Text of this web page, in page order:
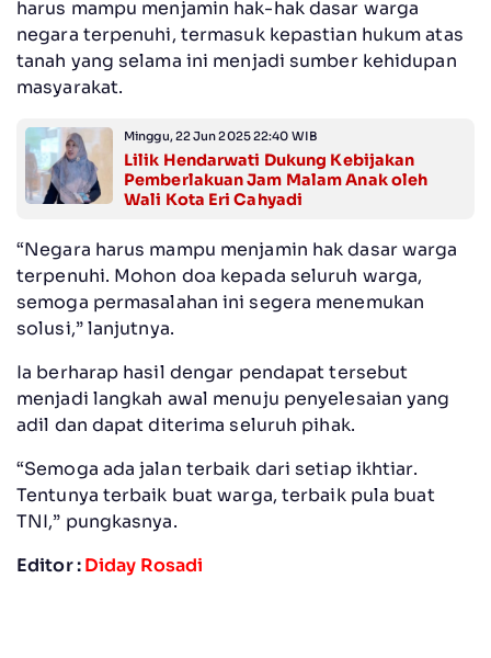
harus mampu menjamin hak-hak dasar warga
negara terpenuhi, termasuk kepastian hukum atas
tanah yang selama ini menjadi sumber kehidupan
masyarakat.
Minggu, 22 Jun 2025 22:40 WIB
Lilik Hendarwati Dukung Kebijakan
Pemberlakuan Jam Malam Anak oleh
Wali Kota Eri Cahyadi
“Negara harus mampu menjamin hak dasar warga
terpenuhi. Mohon doa kepada seluruh warga,
semoga permasalahan ini segera menemukan
solusi,” lanjutnya.
Ia berharap hasil dengar pendapat tersebut
menjadi langkah awal menuju penyelesaian yang
adil dan dapat diterima seluruh pihak.
“Semoga ada jalan terbaik dari setiap ikhtiar.
Tentunya terbaik buat warga, terbaik pula buat
TNI,” pungkasnya.
Editor :Diday Rosadi